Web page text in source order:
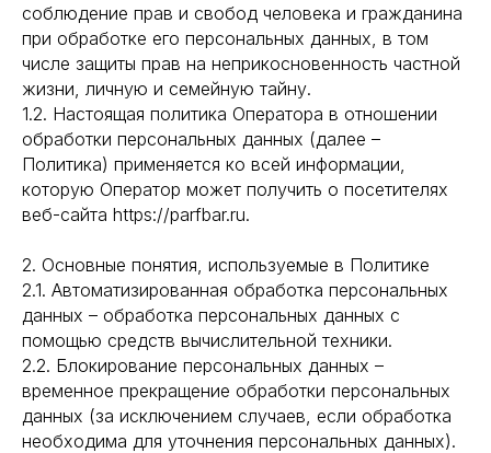
соблюдение прав и свобод человека и гражданина
при обработке его персональных данных, в том
числе защиты прав на неприкосновенность частной
жизни, личную и семейную тайну.
1.2. Настоящая политика Оператора в отношении
обработки персональных данных (далее –
Политика) применяется ко всей информации,
которую Оператор может получить о посетителях
веб-сайта https://parfbar.ru.
2. Основные понятия, используемые в Политике
2.1. Автоматизированная обработка персональных
данных – обработка персональных данных с
помощью средств вычислительной техники.
2.2. Блокирование персональных данных –
временное прекращение обработки персональных
данных (за исключением случаев, если обработка
необходима для уточнения персональных данных).